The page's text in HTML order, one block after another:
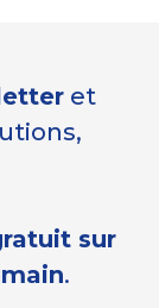
et
sur
.